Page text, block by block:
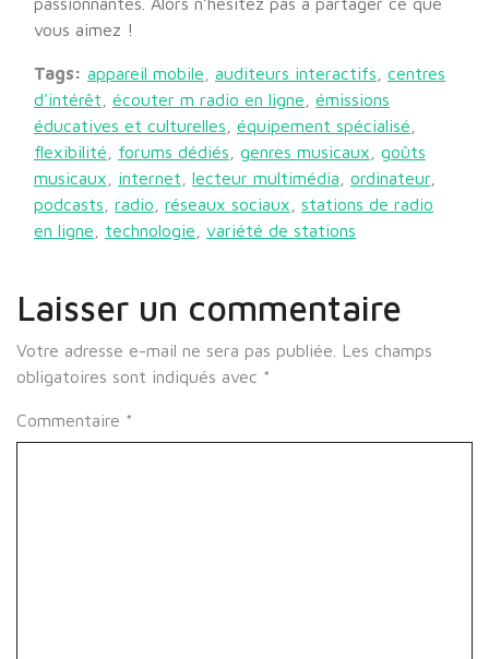
vous aimez !
Tags: appareil mobile auditeurs interactifs
centres
d'intérêt
écouter m radio en ligne
émissions
éducatives et culturelles
équipement spécialisé
flexibilité
forums dédiés genres musicaux
goûts
musicaux
internet lecteur multimédia ordinateur
podcasts
radio réseaux sociaux
stations de radio
en ligne
technologie variété de stations
Laisser un commentaire
Votre adresse e-mail ne sera pas publiée.
Les champs
obligatoires sont indiqués avec *
Commentaire *